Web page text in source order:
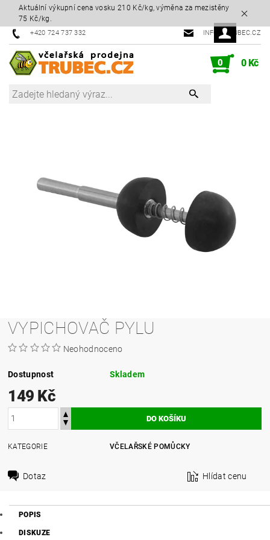
Aktuální výkupní cena vosku 210 Kč/kg, výměna za mezistěny
75 Kč/kg.
+420 724 737 332 INFO@TRUBEC.CZ
0 0 Kč
VYPICHOVAČ PYLU
Neohodnoceno
Dostupnost Skladem
149 Kč
KATEGORIE VČELAŘSKÉ POMŮCKY
Dotaz Hlídat cenu
POPIS
DISKUZE